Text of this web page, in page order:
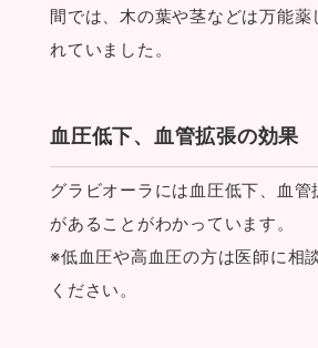
間では、木の葉や茎などは万能薬
れていました。
血圧低下、血管拡張の効果
グラビオーラには血圧低下、血管
があることがわかっています。
※低血圧や高血圧の方は医師に相
ください。